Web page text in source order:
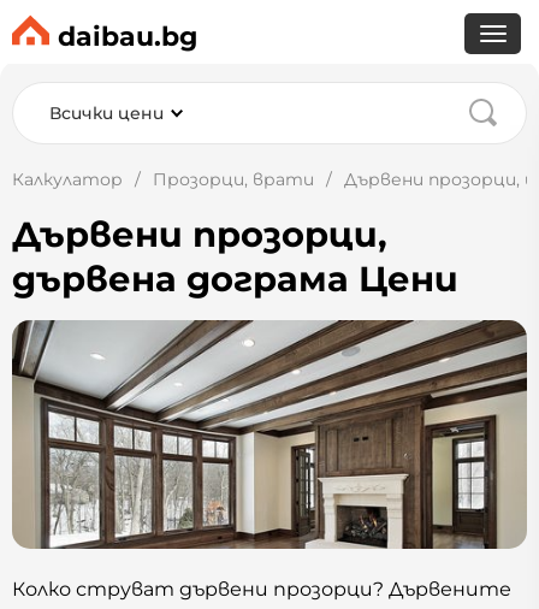
daibau.bg
Калкулатор Прозорци, врати Дървени прозорци,
Всички цени
Дървени прозорци,
дървена дограма Цени
Колко струват дървени прозорци? Дървените